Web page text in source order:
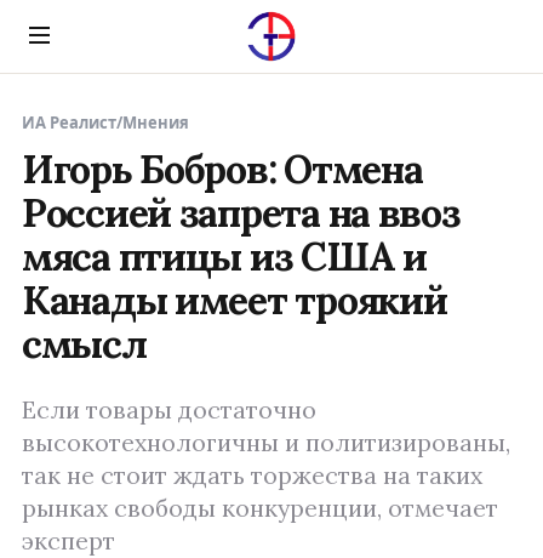
Menu
ИА Реалист/Мнения
Игорь Бобров: Отмена
Россией запрета на ввоз
мяса птицы из США и
Канады имеет троякий
смысл
Если товары достаточно
высокотехнологичны и политизированы,
так не стоит ждать торжества на таких
рынках свободы конкуренции, отмечает
эксперт